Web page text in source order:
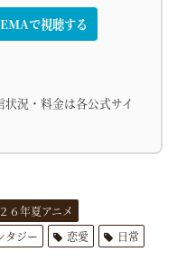
で視聴する
況・料金は各公式サイ
６年夏アニメ
タジー 恋愛
日常